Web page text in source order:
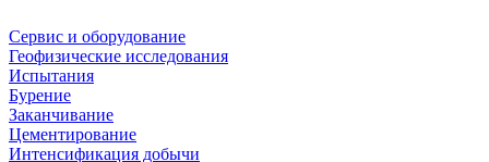
Сервис и оборудование
Геофизические исследования
Испытания
Бурение
Заканчивание
Цементирование
Интенсификация добычи